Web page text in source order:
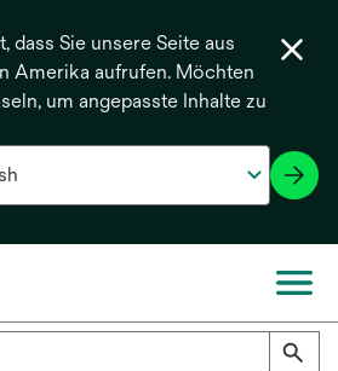
dass Sie unsere Seite aus
Amerika aufrufen. Möchten
um angepasste Inhalte zu